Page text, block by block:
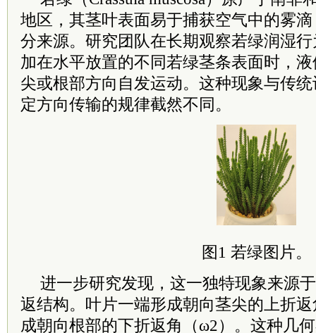
地区，其茎叶表面易于捕获空气中的雾
分来源。研究团队在长期观察若绿润湿
加在水平放置的不同若绿茎条表面时，
尖或根部方向自发运动。这种现象与传
定方向传输的规律截然不同。
图1 若绿图片。
进一步研究发现，这一独特现象来源
返结构。叶片一端形成朝向茎尖的上折
成朝向根部的下折返角（ω2）。这种几